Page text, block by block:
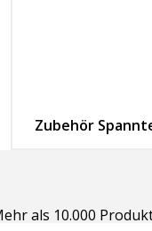
Zubehör
als 10.000